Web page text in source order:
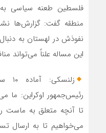
فلسطین طعنه سیاسی به
منطقه گفت: گزارش‌ها
نفوذش در لهستان به
این مساله علناً می‌تواند
رئیس‌جمهور اوکراین: ما
تا آنچه متعلق به ماست
می‌خواهیم تا به ارسال